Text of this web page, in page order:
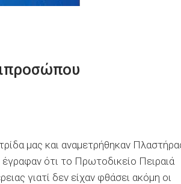
μας και αναμετρήθηκαν
ότι το Πρωτοδικείο Πειραιά
γιατί δεν είχαν φθάσει ακόμη οι